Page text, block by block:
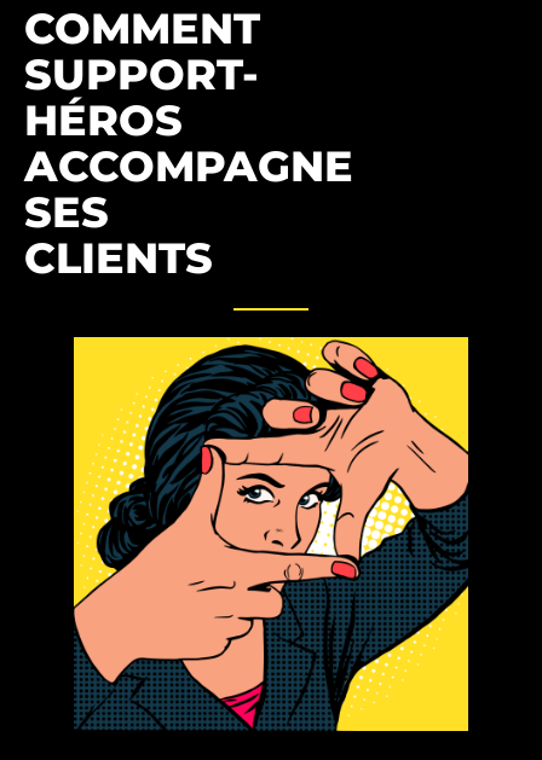
COMMENT
SUPPORT-
HÉROS
ACCOMPAGNE
SES
CLIENTS